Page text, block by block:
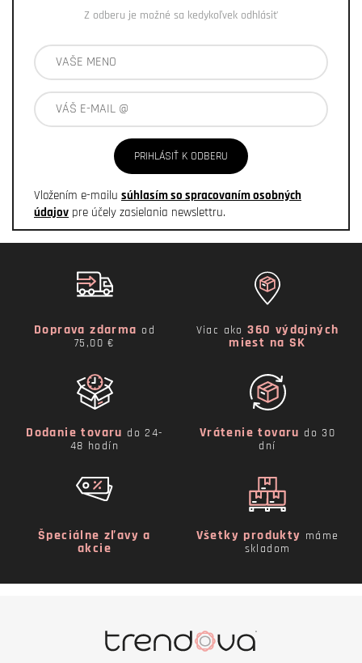
Z odberu je možné sa kedykoľvek odhlásiť
PRIHLÁSIŤ K ODBERU
Vložením e-mailu súhlasím so spracovaním osobných
údajov pre účely zasielania newslettru.
Doprava zdarma od
75,00 €
Viac ako360 výdajných
miest na SK
Dodanie tovaru do 24-
48 hodín
Vrátenie tovaru do 30
dní
Špeciálne zľavy a
akcie
Všetky produkty máme
skladom